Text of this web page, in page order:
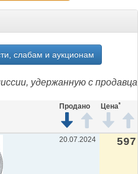
слабам и аукционам
удержанную с продавца
Продано Цена*
20.07.2024 597